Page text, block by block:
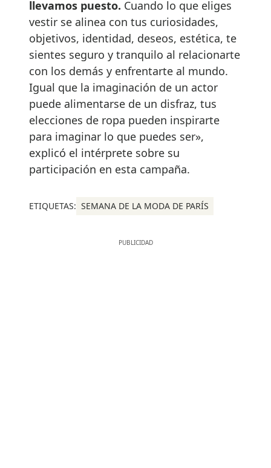
llevamos puesto. Cuando lo que eliges
vestir se alinea con tus curiosidades,
objetivos, identidad, deseos, estética, te
sientes seguro y tranquilo al relacionarte
con los demás y enfrentarte al mundo.
Igual que la imaginación de un actor
puede alimentarse de un disfraz, tus
elecciones de ropa pueden inspirarte
para imaginar lo que puedes ser»,
explicó el intérprete sobre su
participación en esta campaña.
ETIQUETAS: SEMANA DE LA MODA DE PARÍS